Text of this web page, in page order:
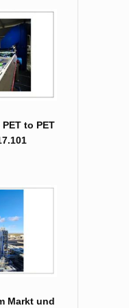
to PET
Markt und